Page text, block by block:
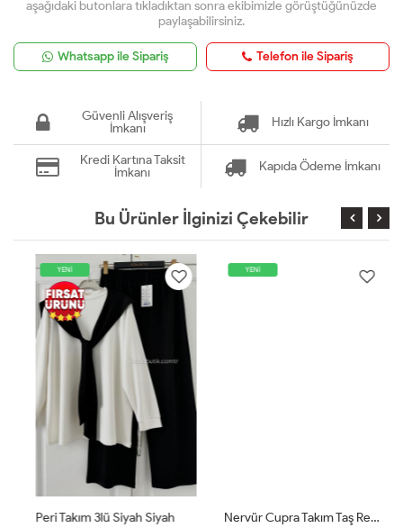
aşağıdaki butonlara tıkladıktan sonra ekibimizle görüştüğünüzde
paylaşabilirsiniz.
Whatsapp ile Sipariş Telefon ile Sipariş
Güvenli Alışveriş
İmkanı
Hızlı Kargo İmkanı
Kredi Kartına Taksit
İmkanı
Kapıda Ödeme İmkanı
Bu Ürünler İlginizi Çekebilir
YENİ
Peri Takım 3lü Siyah Siyah
YENİ
Nervür Cupra Takım Taş Rengi